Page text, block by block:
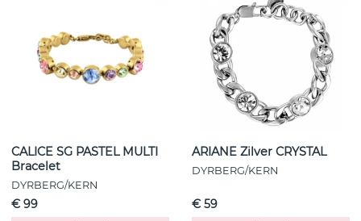
CALICE SG PASTEL MULTI
Bracelet
DYRBERG/KERN
€ 99
ARIANE Zilver CRYSTAL
DYRBERG/KERN
€ 59